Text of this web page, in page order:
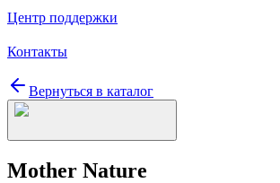
Центр поддержки
Контакты
Вернуться в каталог
Mother Nature